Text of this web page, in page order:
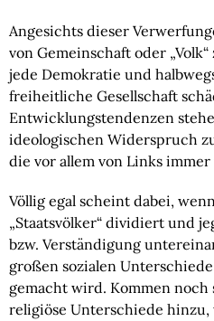
Angesichts dieser
von Gemeinschaft oder
jede Demokratie und
freiheitliche Gesellschaft
Entwicklungstendenzen
ideologischen Widerspruch
die vor allem von Links
Völlig egal scheint dabei,
„Staatsvölker“ dividiert und
bzw. Verständigung
großen sozialen
gemacht wird. Kommen
religiöse Unterschiede hinzu,